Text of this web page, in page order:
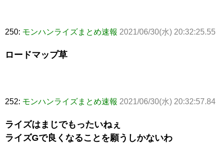
250: モンハンライズまとめ速報 2021/06/30(水) 20:32:25.55
ロードマップ草
252: モンハンライズまとめ速報 2021/06/30(水) 20:32:57.84
ライズはまじでもったいねぇ
ライズGで良くなることを願うしかないわ